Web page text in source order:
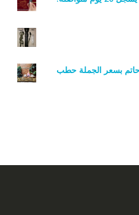
حاتم بسعر الجملة حطب